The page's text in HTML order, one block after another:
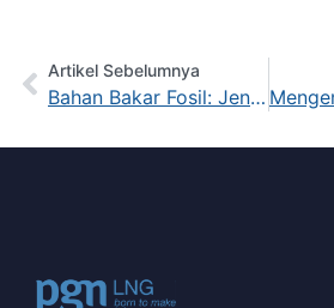
Artikel Sebelumnya
Bahan Bakar Fosil: Jenis, Manfaat dan Dampaknya Terhadap Lingkungan